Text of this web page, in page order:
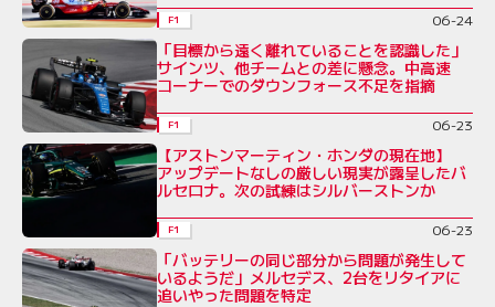
F1 06-24
「目標から遠く離れていることを認識した」
サインツ、他チームとの差に懸念。中高速
コーナーでのダウンフォース不足を指摘
F1 06-23
【アストンマーティン・ホンダの現在地】
アップデートなしの厳しい現実が露呈したバ
ルセロナ。次の試練はシルバーストンか
F1 06-23
「バッテリーの同じ部分から問題が発生して
いるようだ」メルセデス、2台をリタイアに
追いやった問題を特定